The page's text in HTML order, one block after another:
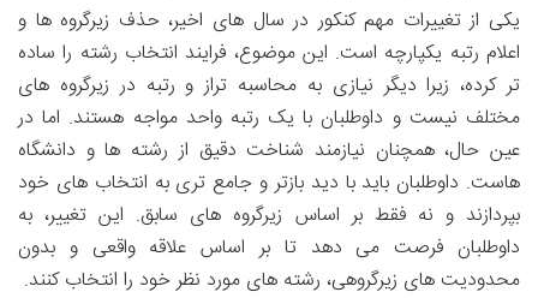
یکی از تغییرات مهم کنکور در سال های اخیر، حذف زیرگروه ها و
اعلام رتبه یکپارچه است. این موضوع، فرایند انتخاب رشته را ساده
تر کرده، زیرا دیگر نیازی به محاسبه تراز و رتبه در زیرگروه های
مختلف نیست و داوطلبان با یک رتبه واحد مواجه هستند. اما در
عین حال، همچنان نیازمند شناخت دقیق از رشته ها و دانشگاه
هاست. داوطلبان باید با دید بازتر و جامع تری به انتخاب های خود
بپردازند و نه فقط بر اساس زیرگروه های سابق. این تغییر، به
داوطلبان فرصت می دهد تا بر اساس علاقه واقعی و بدون
محدودیت های زیرگروهی، رشته های مورد نظر خود را انتخاب کنند.